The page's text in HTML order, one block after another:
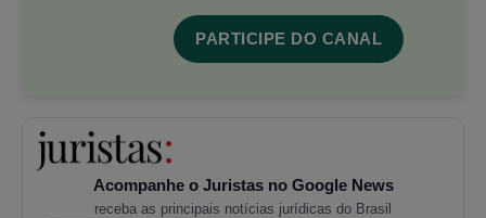
PARTICIPE DO CANAL
Acompanhe o Juristas no Google News
receba as principais notícias jurídicas do Brasil